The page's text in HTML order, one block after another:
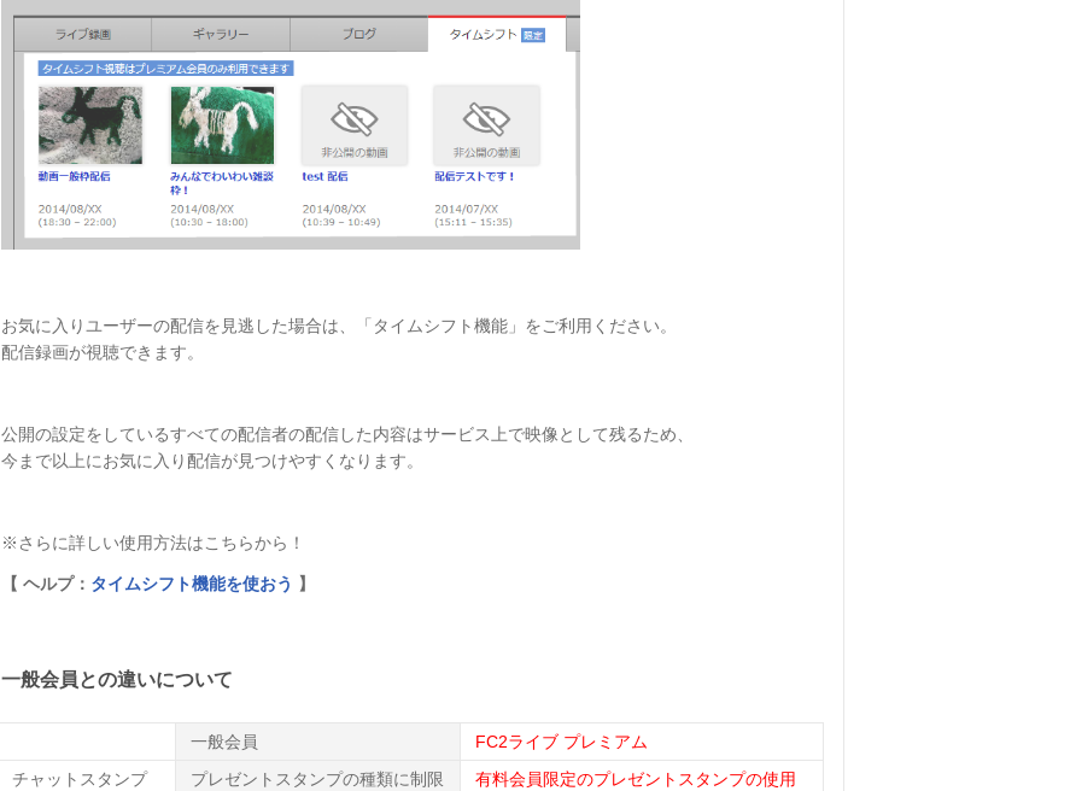
お気に入りユーザーの配信を見逃した場合は、「タイムシフト機能」をご利用ください。
配信録画が視聴できます。
公開の設定をしているすべての配信者の配信した内容はサービス上で映像として残るため、
今まで以上にお気に入り配信が見つけやすくなります。
※さらに詳しい使用方法はこちらから！
【 ヘルプ： タイムシフト機能を使おう 】
一般会員との違いについて
一般会員
FC2ライブ プレミアム
チャットスタンプ
プレゼントスタンプの種類に制限
有料会員限定のプレゼントスタンプの使用